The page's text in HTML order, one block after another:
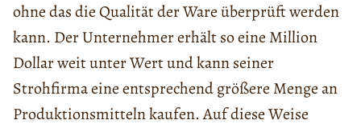
ohne das die Qualität der Ware überprüft werden
kann. Der Unternehmer erhält so eine Million
Dollar weit unter Wert und kann seiner
Strohfirma eine entsprechend größere Menge an
Produktionsmitteln kaufen. Auf diese Weise